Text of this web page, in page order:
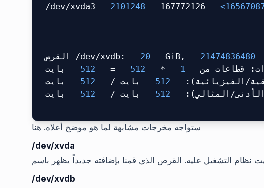
/dev/xvda3
  2101248
167772126
القرص /dev/xvdb:
  20
GiB,
  21474836480
قطاعات من
*
=
بايت
الفيزيائية):
بايت /
بايت
المثالي):
بايت / بايت
ستواجه مخرجات مشابهة لما هو موضح أعلاه. هنا
/dev/xvda
نظام التشغيل عليه. القرص الذي قمنا بإضافته جديداً يظهر باسم
/dev/xvdb